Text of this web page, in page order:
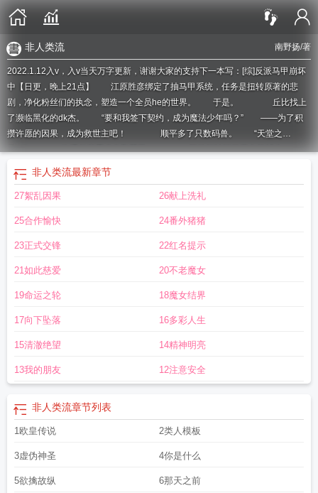
南野扬/著
非人类流
2022.1.12入v，入v当天万字更新，谢谢大家的支持下一本写：[综]反派马甲崩坏
中【日更，晚上21点】 江原胜彦绑定了抽马甲系统，任务是扭转原著的悲
剧，净化粉丝们的执念，塑造一个全员he的世界。 于是。 丘比找上
了濒临黑化的dk杰。 “要和我签下契约，成为魔法少年吗？” ——为了积
攒许愿的因果，成为救世主吧！ 顺平多了只数码兽。 “天堂之
拳！” ——物理超度霸凌者和咒灵！ 警校组认识了蓝色机械生
物。 “你好，我是来自未来的机器人。” ——高科技全身防护了解一
下？ …… 虽然完成任务，成功扭转be节点之后，江原胜彦就要
和任务目标告别，但是。 “只要在同一片天空下。” “我们终将重
合世界 送给基友【松净子】的粮。推基友的衍耽or无cp：《咒灵灾难体还在
失眠吗？》by夜亦长：非人类灾难体绝赞失眠中《[综]捡了个哒宰回家》by泷八
术过家家》by妖茗酒:来一起玩游戏吗？赢了就让你嘿嘿嘿二言：《mafia恋爱模
拟器》by寒青星：走开！修罗场都走开！原耽：《暴力驱鬼，物理超度》by奈奈
类遇上我都瑟瑟发抖全文免费阅读
非人类耽推非人类马甲联盟格格党
人类马甲联盟免费
非人类快穿 非人类无cp
甲非人类综武侠
我的马甲是非人类
人类马甲联盟 南野扬
非人类流最新章节
27絮乱因果 26献上洗礼
25合作愉快 24番外猪猪
23正式交锋 22红名提示
21如此慈爱 20不老魔女
19命运之轮 18魔女结界
17向下坠落 16多彩人生
15清澈绝望 14精神明亮
13我的朋友 12注意安全
非人类流章节列表
1欧皇传说 2类人模板
3虚伪神圣 4你是什么
5欲擒故纵 6那天之前